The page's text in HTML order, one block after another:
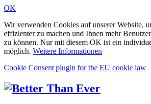
OK
Wir verwenden Cookies auf unserer Website,
effizienter zu machen und Ihnen mehr
zu können. Nur mit diesem OK ist ein
möglich. Weitere Informationen
Cookie Consent plugin for the EU cookie law